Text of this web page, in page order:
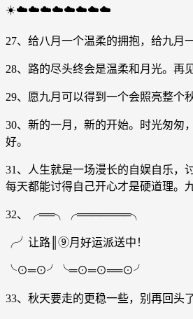
☀️☁️☁️☁️☁️☁️☁️☁️☁️
27、给八月一个温柔的拥抱，给九月
28、路的尽头终会是温柔和月光。再
29、愿九月可以得到一个会照亮整个
30、新的一月，新的开始。时光匆匆
好。
31、人生就是一场漫长的自娱自乐，
每天都能讨得自己开心才是硬道理。
32、╭══╮╭═══════╮
╭╯让路║⑨月好运派送中！
╰⊙═⊙╯╰═⊙═⊙══⊙╯
33、秋天要走的更稳一些，别再回头